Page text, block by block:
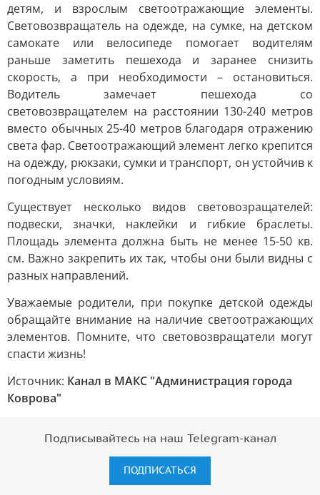
детям, и взрослым светоотражающие элементы.
Световозвращатель на одежде, на сумке, на детском
самокате или велосипеде помогает водителям
раньше заметить пешехода и заранее снизить
скорость, а при необходимости – остановиться.
Водитель замечает пешехода со
световозвращателем на расстоянии 130-240 метров
вместо обычных 25-40 метров благодаря отражению
света фар. Светоотражающий элемент легко крепится
на одежду, рюкзаки, сумки и транспорт, он устойчив к
погодным условиям.
Существует несколько видов световозращателей:
подвески, значки, наклейки и гибкие браслеты.
Площадь элемента должна быть не менее 15-50 кв.
см. Важно закрепить их так, чтобы они были видны с
разных направлений.
Уважаемые родители, при покупке детской одежды
обращайте внимание на наличие светоотражающих
элементов. Помните, что световозвращатели могут
спасти жизнь!
Источник: Канал в МАКС "Администрация города
Коврова"
Подписывайтесь на наш Telegram-канал
ПОДПИСАТЬСЯ